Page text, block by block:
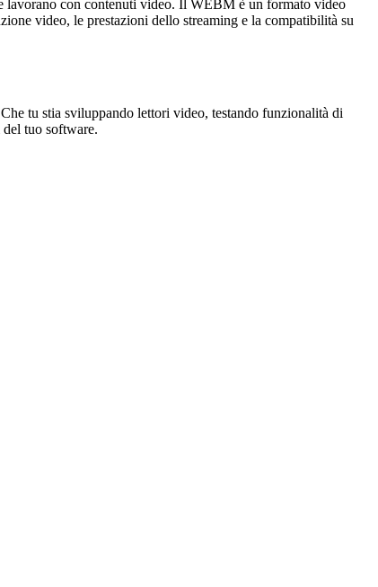
lavorano con contenuti video. Il WEBM è un formato video
video, le prestazioni dello streaming e la compatibilità su
tu stia sviluppando lettori video, testando funzionalità di
tuo software.